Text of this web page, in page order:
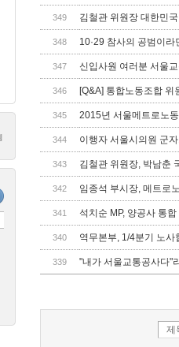
나
마
그
349 김철관 위원장 대한민
348 10·29 참사의 공범이
347 신입사원 여러분 서울
346 [Q&A] 통합노동조합
345 2015년 서울메트로노
344 이행자 서울시의원 군
343 김철관 위원장, 박남춘
342 임종석 부시장, 메트로
341 석치순 MP, 양공사 통
340 역무본부, 1/4분기 노사
339 "내가 서울교통공사다"
제